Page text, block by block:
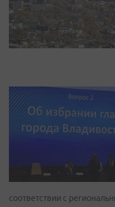
соответствии с